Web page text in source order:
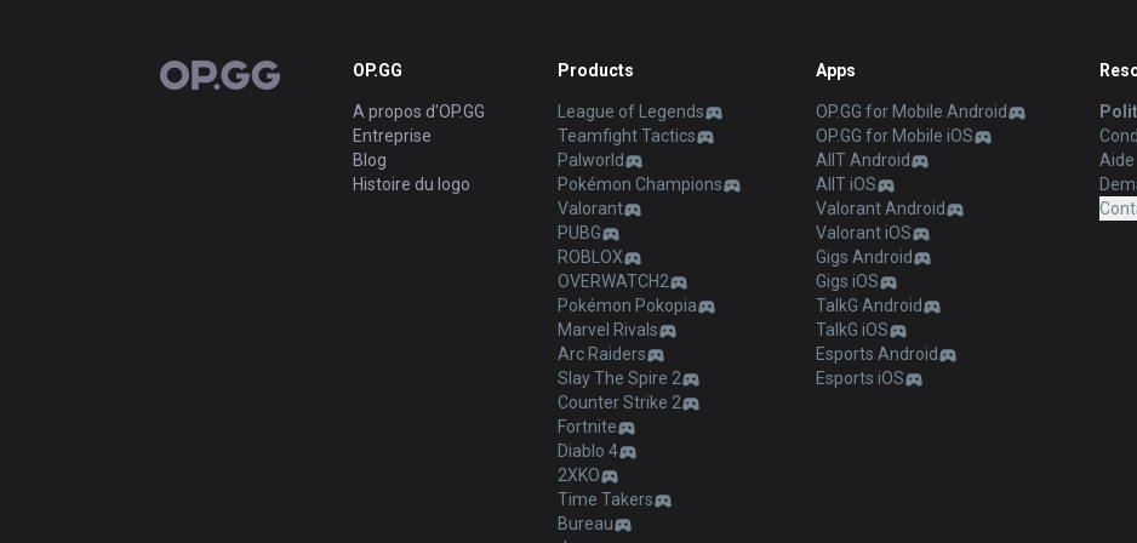
OP.GG OP.GG
A propos d'OP.GG
Entreprise
Blog
Histoire du logo
Products
League of Legends
Teamfight Tactics
Palworld
Pokémon Champions
Valorant
PUBG
ROBLOX
OVERWATCH2
Pokémon Pokopia
Marvel Rivals
Arc Raiders
Slay The Spire 2
Counter Strike 2
Fortnite
Diablo 4
2XKO
Time Takers
Bureau
Apps
OP.GG for Mobile Android
OP.GG for Mobile iOS
AllT Android
AllT iOS
Valorant Android
Valorant iOS
Gigs Android
Gigs iOS
TalkG Android
TalkG iOS
Esports Android
Esports iOS
Aide